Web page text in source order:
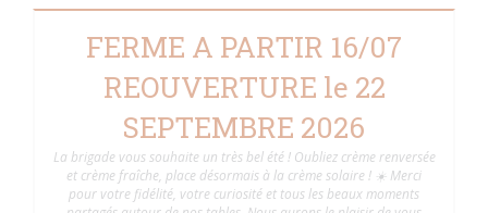
FERME A PARTIR 16/07
REOUVERTURE le 22
SEPTEMBRE 2026
La brigade vous souhaite un très bel été ! Oubliez crème renversée
et crème fraîche, place désormais à la crème solaire ! ☀️ Merci
pour votre fidélité, votre curiosité et tous les beaux moments